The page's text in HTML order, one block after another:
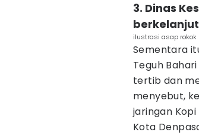
3. Dinas
ilustrasi asap rokok
Sementara
Teguh
tertib dan
menyebut,
jaringan
Kota